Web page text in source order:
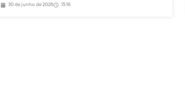
30 de junho de 2026 15:16